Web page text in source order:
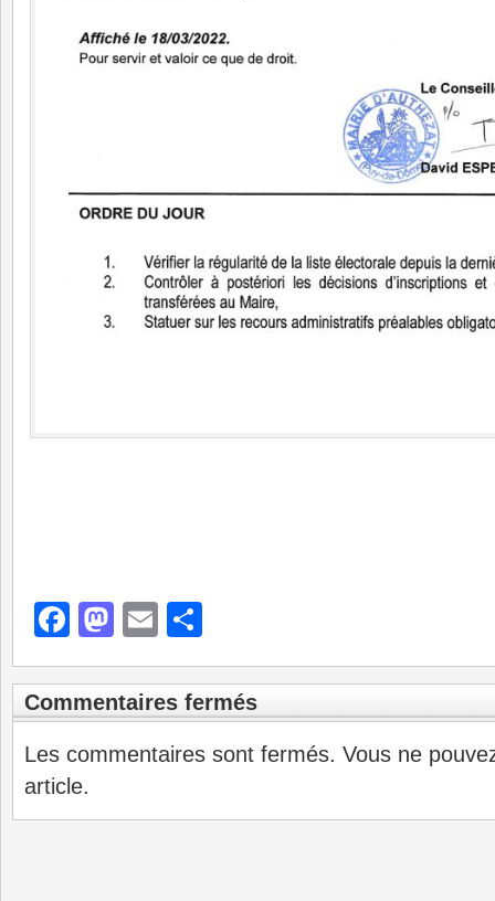
Facebook
Mastodon
Email
Commentaires fermés
Les commentaires sont fermés. Vous ne
article.